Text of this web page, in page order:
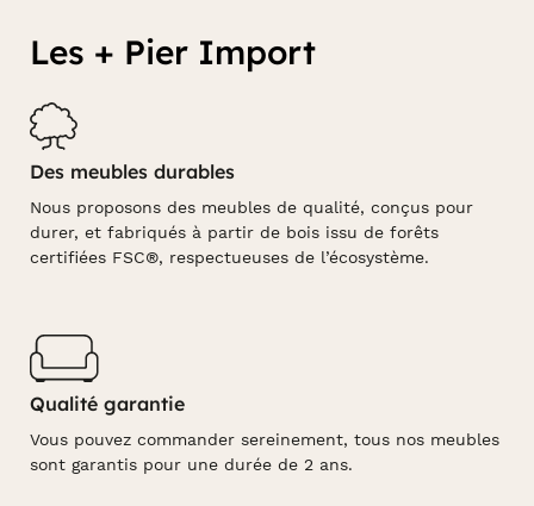
Les + Pier Import
Des meubles durables
Nous proposons des meubles de qualité, conçus pour
durer, et fabriqués à partir de bois issu de forêts
certifiées FSC®, respectueuses de l’écosystème.
Qualité garantie
Vous pouvez commander sereinement, tous nos meubles
sont garantis pour une durée de 2 ans.